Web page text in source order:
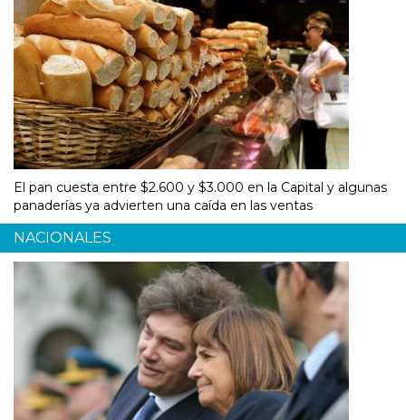
El pan cuesta entre $2.600 y $3.000 en la Capital y algunas
panaderías ya advierten una caída en las ventas
NACIONALES